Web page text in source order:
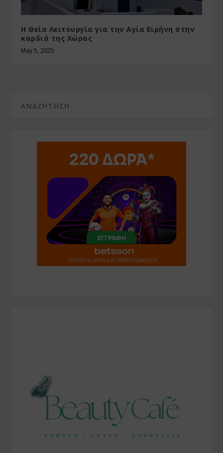
Η Θεία Λειτουργία για την Αγία Ειρήνη στην
καρδιά της Χώρας
May 5, 2025